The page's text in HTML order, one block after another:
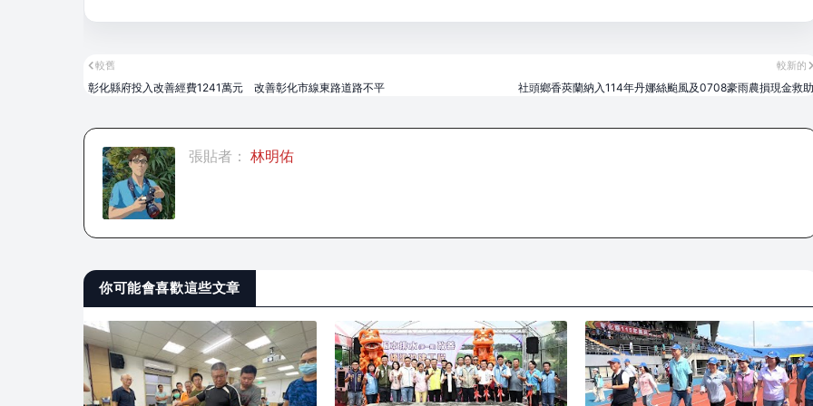
較新的
社頭鄉香莢蘭納入114年丹娜絲颱風及0708豪雨農損現金救助
較舊
彰化縣府投入改善經費1241萬元 改善彰化市線東路道路不平
張貼者： 林明佑
你可能會喜歡這些文章